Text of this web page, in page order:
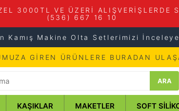
3000TL VE ÜZERİ ALIŞVERİŞLERDE
(536) 667 16 10
Kamış Makine Olta Setlerimizi
GİREN ÜRÜNLERE BURADAN
ARA
KAŞIKLAR MAKETLER SOFT